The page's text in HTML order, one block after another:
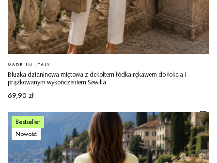
Bluzka dzianinowa miętowa z dekoltem łódka rękawem do łokcia i
prążkowanym wykończeniem Sewilla
PRODUCENT
MADE IN ITALY
Cena
69,90 zł
Bestseller
Nowość